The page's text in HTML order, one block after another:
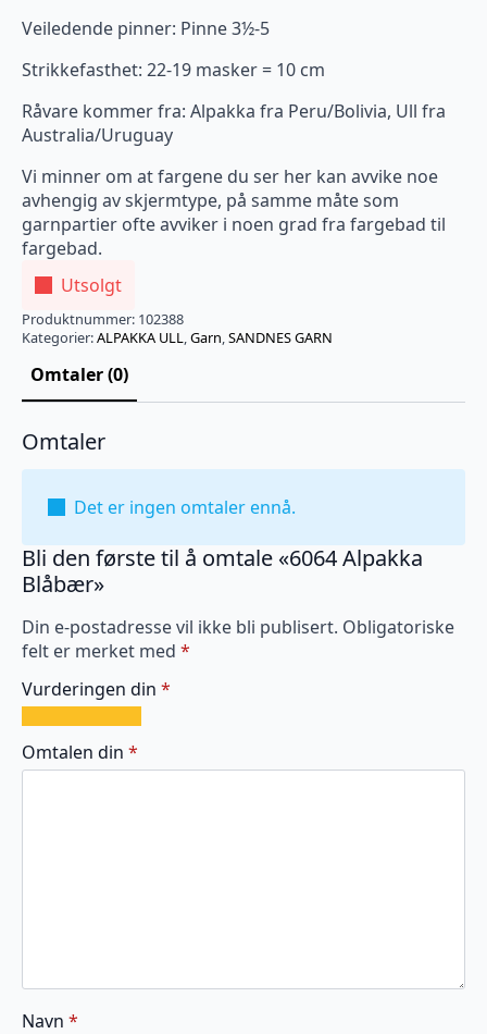
Veiledende pinner: Pinne 3½-5
Strikkefasthet: 22-19 masker = 10 cm
Råvare kommer fra: Alpakka fra Peru/Bolivia, Ull fra
Australia/Uruguay
Vi minner om at fargene du ser her kan avvike noe
avhengig av skjermtype, på samme måte som
garnpartier ofte avviker i noen grad fra fargebad til
fargebad.
Utsolgt
Produktnummer: 102388
Kategorier:ALPAKKA ULL,Garn,SANDNES GARN
Omtaler (0)
Omtaler
Det er ingen omtaler ennå.
Bli den første til å omtale «6064 Alpakka
Blåbær»
Din e-postadresse vil ikke bli publisert. Obligatoriske
felt er merket med *
Vurderingen din *
av
5
av
5
av
5
av
5
av
5
Omtalen din *
Navn *